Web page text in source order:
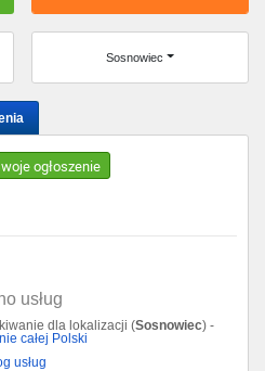
Sosnowiec
ogłoszenie
usług
dla lokalizacji (Sosnowiec) -
całej Polski
usług